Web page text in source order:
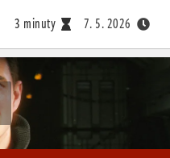
3 minuty 7. 5. 2026